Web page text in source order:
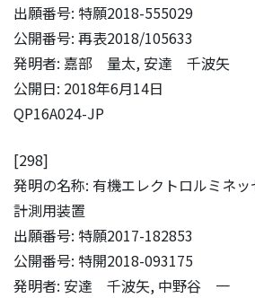
出願番号: 特願2018-555029
公開番号: 再表2018/105633
発明者: 嘉部 量太, 安達 千波矢
公開日: 2018年6月14日
QP16A024-JP
[298]
発明の名称: 有機エレクトロルミネ
計測用装置
出願番号: 特願2017-182853
公開番号: 特開2018-093175
発明者: 安達 千波矢, 中野谷 一